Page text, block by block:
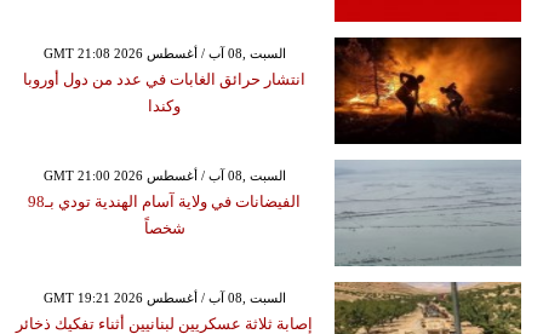
GMT 21:08 2026 السبت ,08 آب / أغسطس
انتشار حرائق الغابات في عدد من دول أوروبا
وكندا
GMT 21:00 2026 السبت ,08 آب / أغسطس
الفيضانات في ولاية آسام الهندية تودي بـ98
شخصاً
GMT 19:21 2026 السبت ,08 آب / أغسطس
إصابة ثلاثة عسكريين لبنانيين أثناء تفكيك ذخائر